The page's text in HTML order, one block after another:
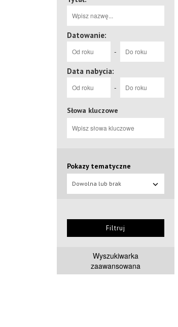
Datowanie:
-
Data nabycia:
-
Słowa kluczowe
Pokazy tematyczne
Dowolna lub brak
Filtruj
Wyszukiwarka
zaawansowana